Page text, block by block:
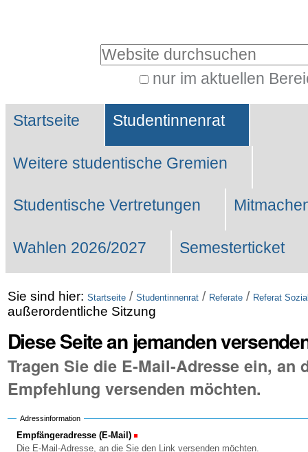
Website durchsuchen
nur im aktuellen
Suche…
Sektionen
Startseite Studentinnenrat
Weitere studentische Gremien
Studentische Vertretungen
Wahlen 2026/2027 Semesterticket
Sie sind hier: Startseite / Studentinnenrat / Referate / Referat
außerordentliche Sitzung
Diese Seite an jemanden
Tragen Sie die E-Mail-Adresse ein, an
Empfehlung versenden möchten.
Adressinformation
Empfängeradresse (E-Mail)
Die E-Mail-Adresse, an die Sie den Link versenden möchten.